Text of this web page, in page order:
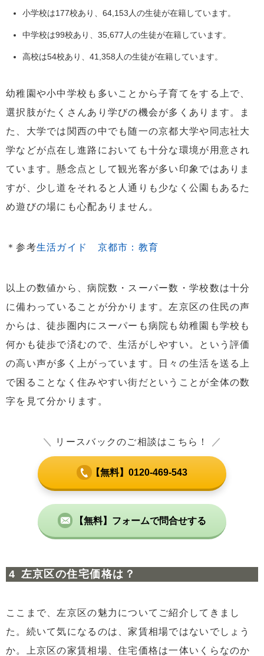
小学校は177校あり、64,153人の生徒が在籍しています。
中学校は99校あり、35,677人の生徒が在籍しています。
高校は54校あり、41,358人の生徒が在籍しています。
幼稚園や小中学校も多いことから子育てをする上で、
選択肢がたくさんあり学びの機会が多くあります。ま
た、大学では関西の中でも随一の京都大学や同志社大
学などが点在し進路においても十分な環境が用意され
ています。懸念点として観光客が多い印象ではありま
すが、少し道をそれると人通りも少なく公園もあるた
め遊びの場にも心配ありません。
＊参考生活ガイド 京都市：教育
以上の数値から、病院数・スーパー数・学校数は十分
に備わっていることが分かります。左京区の住民の声
からは、徒歩圏内にスーパーも病院も幼稚園も学校も
何かも徒歩で済むので、生活がしやすい。という評価
の高い声が多く上がっています。日々の生活を送る上
で困ることなく住みやすい街だということが全体の数
字を見て分かります。
＼ リースバックのご相談はこちら！ ／
【無料】0120-469-543
【無料】フォームで問合せする
左京区の住宅価格は？
ここまで、左京区の魅力についてご紹介してきまし
た。続いて気になるのは、家賃相場ではないでしょう
か。上京区の家賃相場、住宅価格は一体いくらなのか